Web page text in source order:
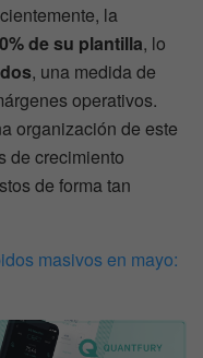
la
de su plantilla, lo
, una medida de
operativos.
organización de este
de crecimiento
de forma tan
masivos en mayo: